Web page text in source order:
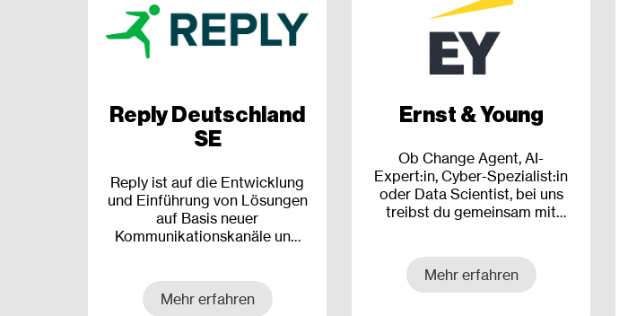
Reply Deutschland
SE
Reply ist auf die Entwicklung
und Einführung von Lösungen
auf Basis neuer
Kommunikationskanäle und
Mehr erfahren
Ernst & Young
Ob Change Agent, AI-
Expert:in, Cyber-Spezialist:in
oder Data Scientist, bei uns
treibst du gemeinsam mit
entscheidend besser.
Mehr erfahren